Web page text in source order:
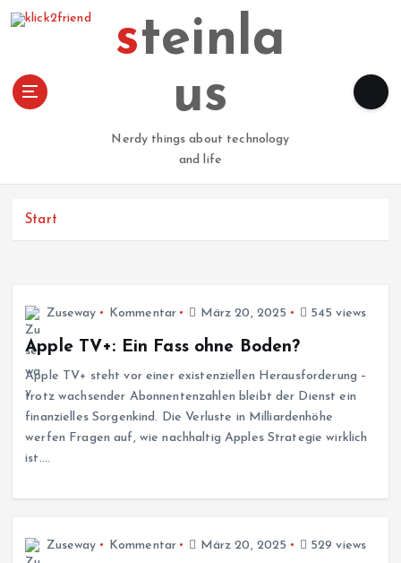
steinla
us
Nerdy things about technology
and life
Start
Zuseway Kommentar März 20, 2025 545 views
Apple TV+: Ein Fass ohne Boden?
Apple TV+ steht vor einer existenziellen Herausforderung –
trotz wachsender Abonnentenzahlen bleibt der Dienst ein
finanzielles Sorgenkind. Die Verluste in Milliardenhöhe
werfen Fragen auf, wie nachhaltig Apples Strategie wirklich
ist.…
Zuseway Kommentar März 20, 2025 529 views